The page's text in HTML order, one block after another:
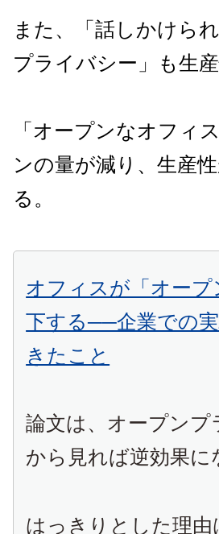
また、「話しかけら
プライバシー」も生
「オープンなオフィ
ンの量が減り、生産
る。
オフィスが「オー
下する──企業での
きたこと
論文は、オープン
から見れば逆効果
はっきりとした理